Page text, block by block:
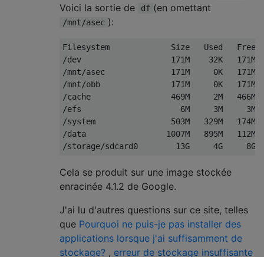
Voici la sortie de
df (en omettant
/mnt/asec ):
Filesystem             Size   Used   Free
/dev                   171M    32K   171M
/mnt/asec              171M     0K   171M
/mnt/obb               171M     0K   171M
/cache                 469M     2M   466M
/efs                     6M     3M     3M
/system                503M   329M   174M
/data                 1007M   895M   112M
Cela se produit sur une image stockée
enracinée 4.1.2 de Google.
J'ai lu d'autres questions sur ce site, telles
que Pourquoi ne puis-je pas installer des
applications lorsque j'ai suffisamment de
stockage? , erreur de stockage insuffisante